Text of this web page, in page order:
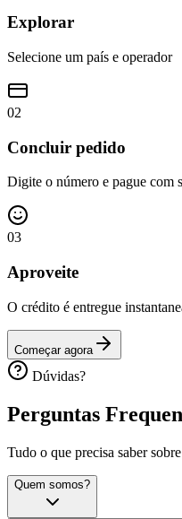
Explorar
Selecione um país e operador
02
Concluir pedido
Digite o número e pague com
03
Aproveite
O crédito é entregue
Começar agora
Dúvidas?
Perguntas
Tudo o que precisa saber
Quem somos?